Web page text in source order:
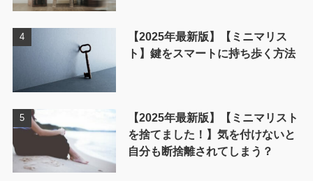
【2025年最新版】【ミニマリス
ト】鍵をスマートに持ち歩く方法
【2025年最新版】【ミニマリスト
を捨てました！】気を付けないと
自分も断捨離されてしまう？